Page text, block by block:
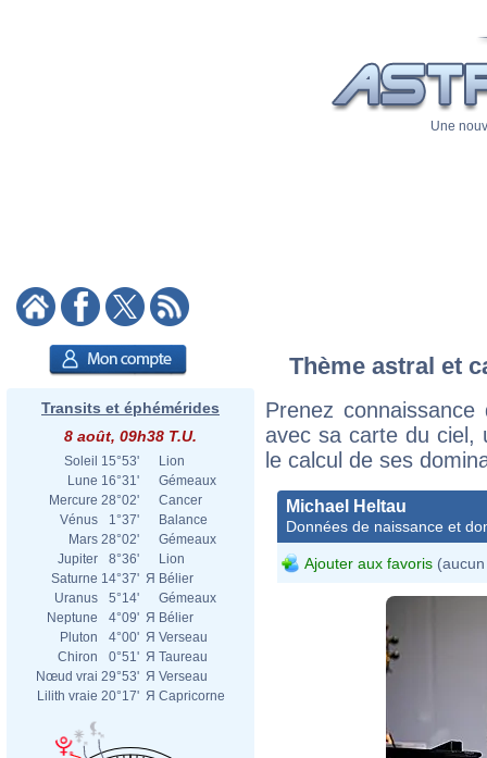
Une
Transits et éphémérides
8 août, 09h38 T.U.
Soleil 15°53'
Lion
Lune 16°31'
Gémeaux
Mercure 28°02'
Cancer
Vénus
1°37'
Balance
Mars 28°02'
Gémeaux
Jupiter
8°36'
Lion
Saturne 14°37' Я Bélier
Uranus
5°14'
Gémeaux
Neptune
4°09' Я Bélier
Pluton
4°00' Я Verseau
Chiron
0°51' Я Taureau
Nœud vrai 29°53' Я Verseau
Lilith vraie 20°17' Я Capricorne
Thème astral et
Prenez
avec sa carte du ciel,
le calcul de ses
Michael Heltau
Données de naissance et
Ajouter aux favoris